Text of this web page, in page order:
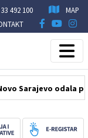
492 100
MAP
odala